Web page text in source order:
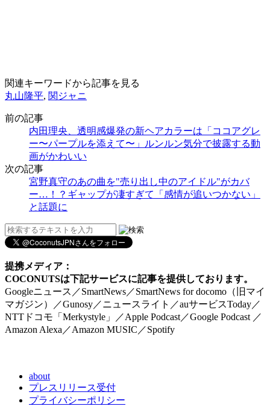
関連キーワードから記事を見る
丸山隆平, 関ジャニ
前の記事
内田理央、透明感爆発の新ヘアカラーは「ココアグレ
ー〜パープルを添えて〜」ルンルン気分で披露する動
画がかわいい
次の記事
宮野真守のあの曲を"売り出し中のアイドル"がカバ
ー…！？ギャップが凄すぎて「感情が追いつかない」
と話題に
提携メディア：
COCONUTSは下記サービスに記事を提供しております。
Googleニュース／SmartNews／SmartNews for docomo（旧マイ
マガジン）／Gunosy／ニュースライト／auサービスToday／
NTTドコモ「Merkystyle」／Apple Podcast／Google Podcast ／
Amazon Alexa／Amazon MUSIC／Spotify
about
プレスリリース受付
プライバシーポリシー